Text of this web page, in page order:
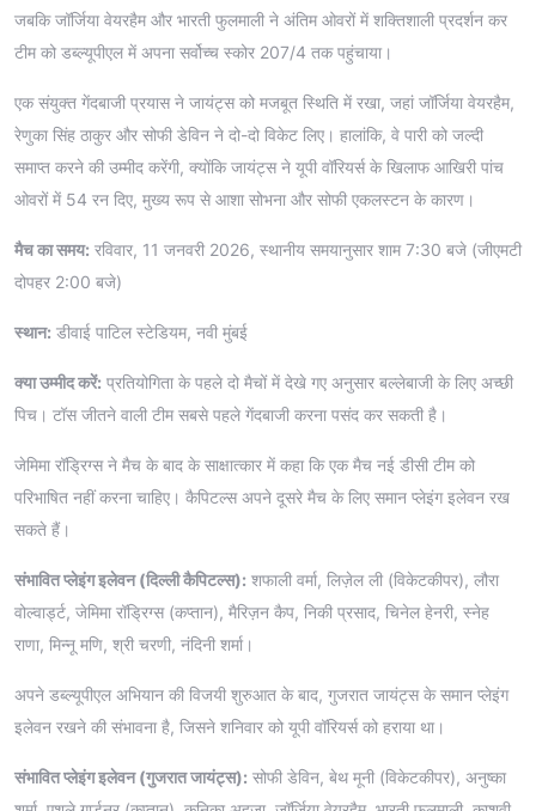
जबकि जॉर्जिया वेयरहैम और भारती फुलमाली ने अंतिम ओवरों में शक्तिशाली प्रदर्शन कर
टीम को डब्ल्यूपीएल में अपना सर्वोच्च स्कोर 207/4 तक पहुंचाया।
एक संयुक्त गेंदबाजी प्रयास ने जायंट्स को मजबूत स्थिति में रखा, जहां जॉर्जिया वेयरहैम,
रेणुका सिंह ठाकुर और सोफी डेविन ने दो-दो विकेट लिए। हालांकि, वे पारी को जल्दी
समाप्त करने की उम्मीद करेंगी, क्योंकि जायंट्स ने यूपी वॉरियर्स के खिलाफ आखिरी पांच
ओवरों में 54 रन दिए, मुख्य रूप से आशा सोभना और सोफी एकलस्टन के कारण।
मैच का समय: रविवार, 11 जनवरी 2026, स्थानीय समयानुसार शाम 7:30 बजे (जीएमटी
दोपहर 2:00 बजे)
स्थान: डीवाई पाटिल स्टेडियम, नवी मुंबई
क्या उम्मीद करें: प्रतियोगिता के पहले दो मैचों में देखे गए अनुसार बल्लेबाजी के लिए अच्छी
पिच। टॉस जीतने वाली टीम सबसे पहले गेंदबाजी करना पसंद कर सकती है।
जेमिमा रॉड्रिग्स ने मैच के बाद के साक्षात्कार में कहा कि एक मैच नई डीसी टीम को
परिभाषित नहीं करना चाहिए। कैपिटल्स अपने दूसरे मैच के लिए समान प्लेइंग इलेवन रख
सकते हैं।
संभावित प्लेइंग इलेवन (दिल्ली कैपिटल्स): शफाली वर्मा, लिज़ेल ली (विकेटकीपर), लौरा
वोल्वार्ड्ट, जेमिमा रॉड्रिग्स (कप्तान), मैरिज़न कैप, निकी प्रसाद, चिनेल हेनरी, स्नेह
राणा, मिन्नू मणि, श्री चरणी, नंदिनी शर्मा।
अपने डब्ल्यूपीएल अभियान की विजयी शुरुआत के बाद, गुजरात जायंट्स के समान प्लेइंग
इलेवन रखने की संभावना है, जिसने शनिवार को यूपी वॉरियर्स को हराया था।
संभावित प्लेइंग इलेवन (गुजरात जायंट्स): सोफी डेविन, बेथ मूनी (विकेटकीपर), अनुष्का